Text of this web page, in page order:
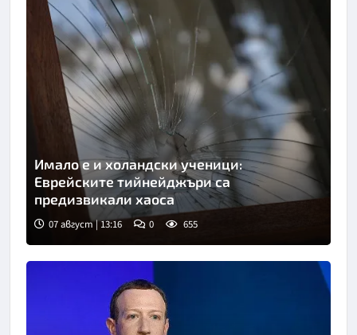
Снимка: БТА
Имало е и холандски ученици:
Еврейските тийнейджъри са
предизвикали хаоса
07 август | 13:16 0 655